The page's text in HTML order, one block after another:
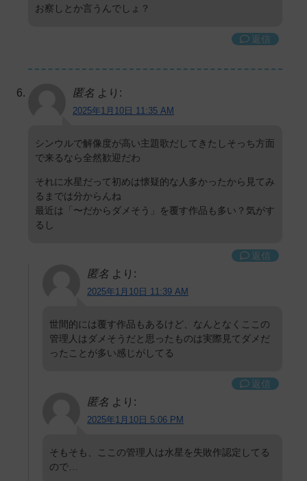
お察しとか言うんでしょ？
返信
匿名 より:
2025年1月10日 11:35 AM
シンウルで解像度が高い主題歌だしてきたしそっち方面
で来るなら全然歓迎だわ
それに水星だって初めは懐疑的な人多かったから見てみ
るまでは分からんね
最近は「〜だからダメそう」を覆す作品も多い？気がす
るし
返信
匿名 より:
2025年1月10日 11:39 AM
世間的には覆す作品もあるけど、なんとなくここの
管理人はダメそうだと思ったものは実際見てダメだ
ったことが多い感じがしてる
返信
匿名 より:
2025年1月10日 5:06 PM
そもそも、ここの管理人は水星を失敗作認定してる
ので…